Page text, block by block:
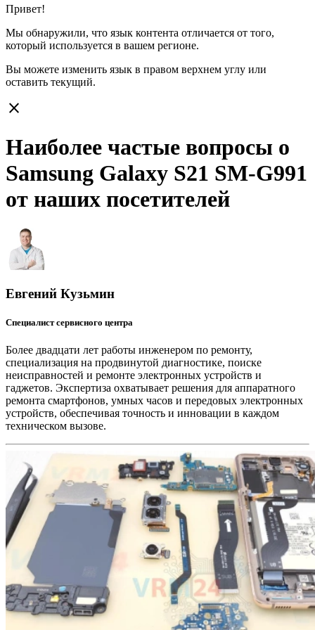
Привет!
Мы обнаружили, что язык контента отличается от того,
который используется в вашем регионе.
Вы можете изменить язык в правом верхнем углу или
оставить текущий.
close
Наиболее частые вопросы о
Samsung Galaxy S21 SM-G991
от наших посетителей
Евгений Кузьмин
Специалист сервисного центра
Более двадцати лет работы инженером по ремонту,
специализация на продвинутой диагностике, поиске
неисправностей и ремонте электронных устройств и
гаджетов. Экспертиза охватывает решения для аппаратного
ремонта смартфонов, умных часов и передовых электронных
устройств, обеспечивая точность и инновации в каждом
техническом вызове.